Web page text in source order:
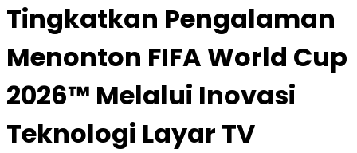
Tingkatkan Pengalaman
Menonton FIFA World Cup
2026™ Melalui Inovasi
Teknologi Layar TV